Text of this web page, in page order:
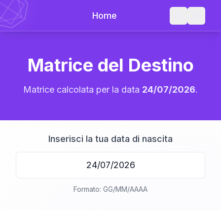
Home
Matrice del Destino
Matrice calcolata per la data 24/07/2026.
Inserisci la tua data di nascita
Formato: GG/MM/AAAA